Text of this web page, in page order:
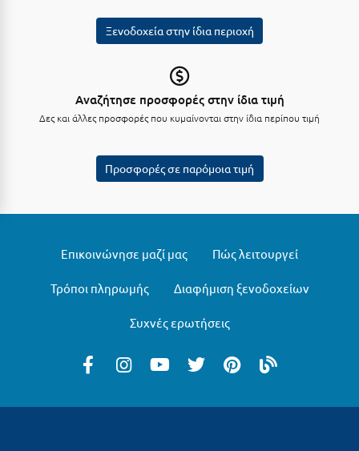
Λούτσα
Μαρώνεια
Μεθώνη
Μέτσοβο
Ξενοδοχεία στην ίδια περιοχή
Αναζήτησε προσφορές στην ίδια τιμή
Δες και άλλες προσφορές που κυμαίνονται στην ίδια περίπου τιμή
Προσφορές σε παρόμοια τιμή
Επικοινώνησε μαζί μας Πώς λειτουργεί
Τρόποι πληρωμής Διαφήμιση ξενοδοχείων
Συχνές ερωτήσεις